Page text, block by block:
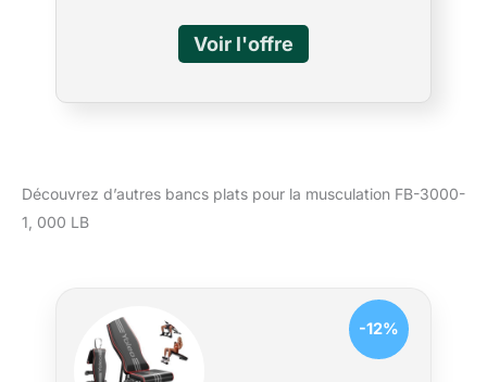
utilisé avec des haltères, machines smith,
des cages ou des supports électriques.
support idéal pour le levage: le pad mesure
supérieure du tampon est de 17,5 à partir du
sol. Matériaux de qualité: notre banc plat est
concurrents), noyau en mousse dense, et
une couche supérieure souple pour le
mélange parfait de soutien et de confort où
Découvrez d’autres bancs plats pour la musculation FB-3000-
1, 000 LB
-12%